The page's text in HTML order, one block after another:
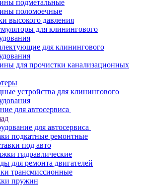
подметальные
поломоечные
высокого давления
для клинингового
для клинингового
для прочистки канализационных
устройства для клинингового
для автосервиса
для автосервиса
подкатные ремонтные
под авто
гидравлические
для ремонта двигателей
трансмиссионные
пружин